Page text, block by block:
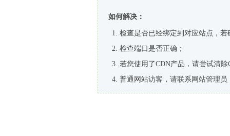
如何解决：
检查是否已经绑定到对应站点，
检查端口是否正确；
若您使用了CDN产品，请尝试清除
普通网站访客，请联系网站管理员